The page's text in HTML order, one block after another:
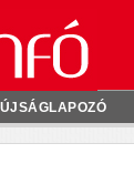
ÚJSÁGLAPOZÓ